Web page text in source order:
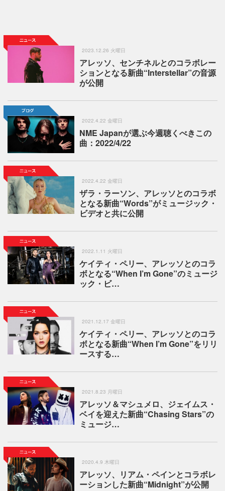
2023.12.26 火曜日
アレッソ、センチネルとのコラボレー
ションとなる新曲“Interstellar”の音源
が公開
2022.4.22 金曜日
NME Japanが選ぶ今週聴くべきこの
曲：2022/4/22
2022.4.22 金曜日
ザラ・ラーソン、アレッソとのコラボ
となる新曲“Words”がミュージック・
ビデオと共に公開
2022.1.11 火曜日
ケイティ・ペリー、アレッソとのコラ
ボとなる“When I’m Gone”のミュージ
ック・ビ…
2021.12.17 金曜日
ケイティ・ペリー、アレッソとのコラ
ボとなる新曲“When I’m Gone”をリリ
ースする…
2021.8.23 月曜日
アレッソ＆マシュメロ、ジェイムス・
ベイを迎えた新曲“Chasing Stars”の
ミュージ…
2020.4.9 木曜日
アレッソ、リアム・ペインとコラボレ
ーションした新曲“Midnight”が公開